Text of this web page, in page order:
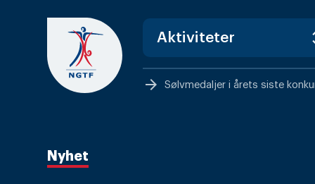
content
arrow_forward Sølvmedaljer i årets siste
Nyhet